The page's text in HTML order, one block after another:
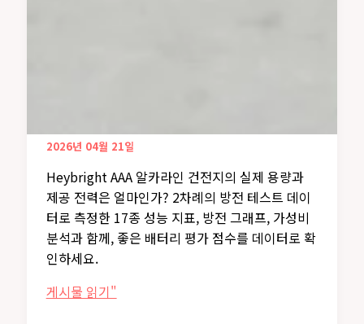
2026년 04월 21일
Heybright AAA 알카라인 건전지의 실제 용량과
제공 전력은 얼마인가? 2차례의 방전 테스트 데이
터로 측정한 17종 성능 지표, 방전 그래프, 가성비
분석과 함께, 좋은 배터리 평가 점수를 데이터로 확
인하세요.
헤
게시물 읽기"